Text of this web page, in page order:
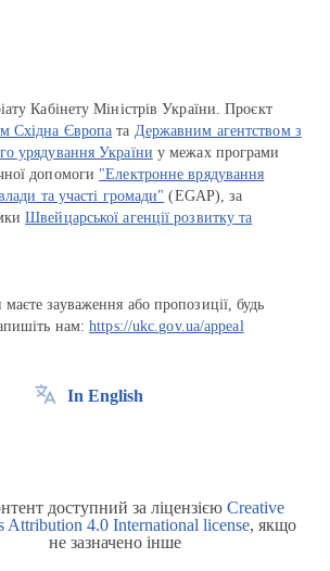
Кабінету Міністрів України. Проєкт
Східна Європа та Державним агентством з
урядування України у межах програми
допомоги "Електронне врядування
та участі громади" (EGAP), за
Швейцарської агенції розвитку та
зауваження або пропозиції, будь
нам:https://ukc.gov.ua/appeal
In English
доступний за ліцензією Creative
Attribution 4.0 International license, якщо
не зазначено інше